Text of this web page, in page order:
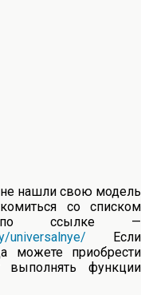
нашли свою модель
со списком
по ссылке —
universalnye/ Если
можете приобрести
выполнять функции